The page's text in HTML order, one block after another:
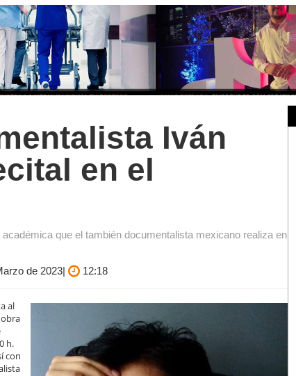
Iván
en el
que el también documentalista mexicano realiza en
de 2023|
12:18
al
h.
con